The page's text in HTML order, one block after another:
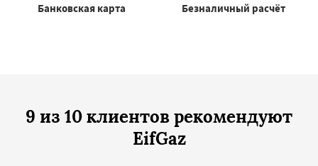
Банковская карта Безналичный расчёт
9 из 10 клиентов рекомендуют
EifGaz